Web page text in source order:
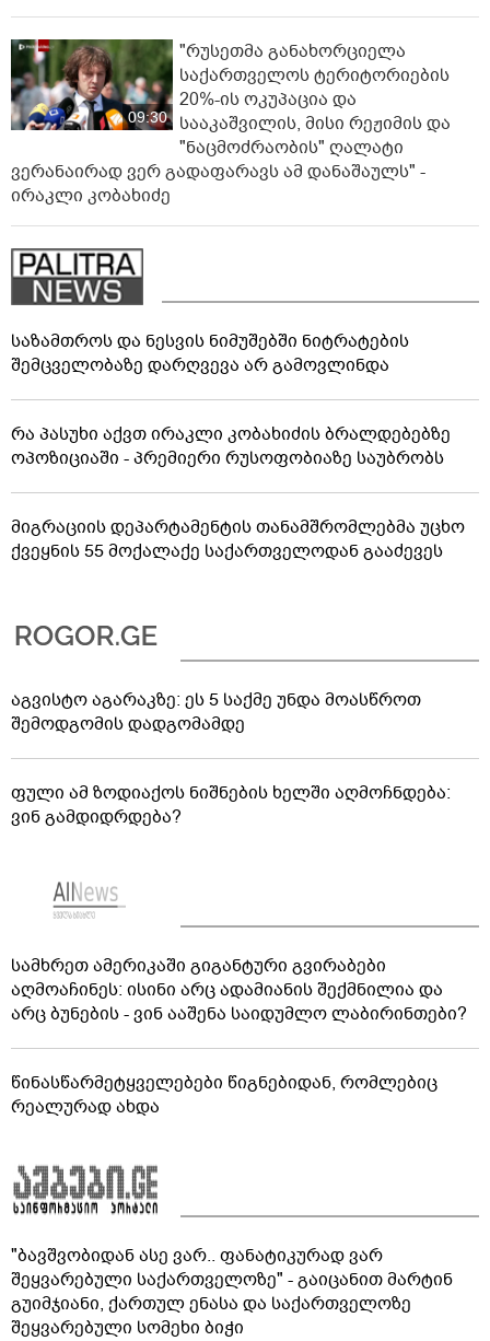
09:30
"რუსეთმა განახორციელა
საქართველოს ტერიტორიების
20%-ის ოკუპაცია და
სააკაშვილის, მისი რეჟიმის და
"ნაცმოძრაობის" ღალატი
ვერანაირად ვერ გადაფარავს ამ დანაშაულს" -
ირაკლი კობახიძე
საზამთროს და ნესვის ნიმუშებში ნიტრატების
შემცველობაზე დარღვევა არ გამოვლინდა
რა პასუხი აქვთ ირაკლი კობახიძის ბრალდებებზე
ოპოზიციაში - პრემიერი რუსოფობიაზე საუბრობს
მიგრაციის დეპარტამენტის თანამშრომლებმა უცხო
ქვეყნის 55 მოქალაქე საქართველოდან გააძევეს
აგვისტო აგარაკზე: ეს 5 საქმე უნდა მოასწროთ
შემოდგომის დადგომამდე
ფული ამ ზოდიაქოს ნიშნების ხელში აღმოჩნდება:
ვინ გამდიდრდება?
სამხრეთ ამერიკაში გიგანტური გვირაბები
აღმოაჩინეს: ისინი არც ადამიანის შექმნილია და
არც ბუნების - ვინ ააშენა საიდუმლო ლაბირინთები?
წინასწარმეტყველებები წიგნებიდან, რომლებიც
რეალურად ახდა
"ბავშვობიდან ასე ვარ.. ფანატიკურად ვარ
შეყვარებული საქართველოზე" - გაიცანით მარტინ
გუიმჯიანი, ქართულ ენასა და საქართველოზე
შეყვარებული სომეხი ბიჭი